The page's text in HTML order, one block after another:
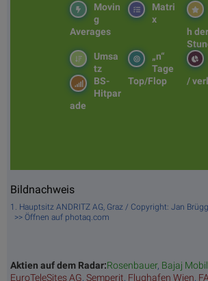
h der
Matri
x
Movin
g
Averages
/
„n“
Tage
Top/Flop
Umsa
tz
BS-
Hitpar
ade
Bildnachweis
1. Hauptsitz ANDRITZ AG, Graz / Copyright: Jan
>> Öffnen auf photaq.com
Aktien auf dem Radar:Rosenbauer, Bajaj
EuroTeleSites AG, Semperit, Flughafen Wien,